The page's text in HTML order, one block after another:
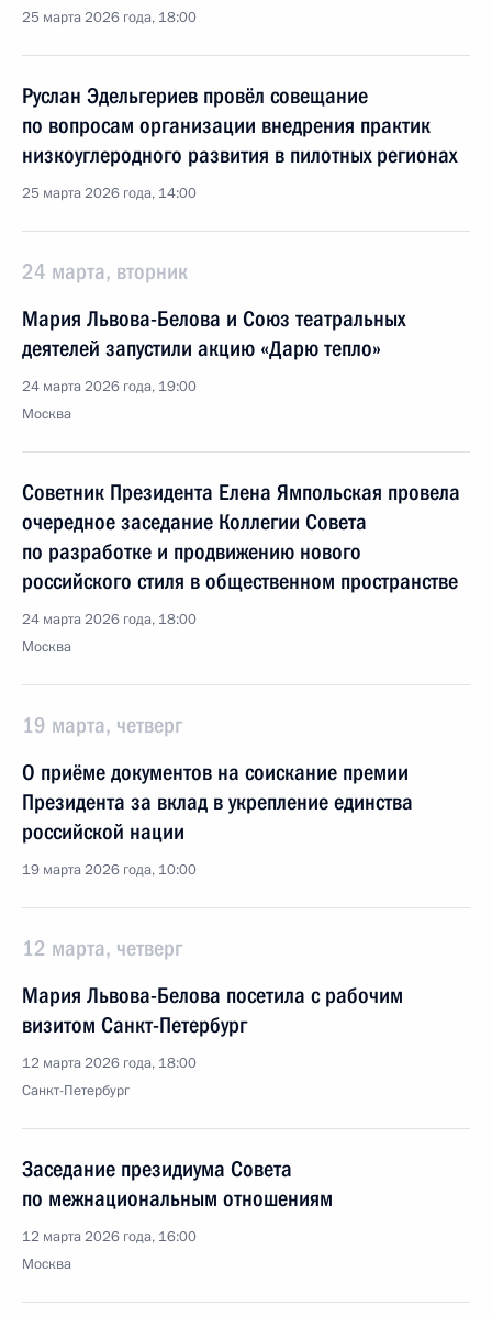
25 марта 2026 года, 18:00
Руслан Эдельгериев провёл совещание
по вопросам организации внедрения практик
низкоуглеродного развития в пилотных регионах
25 марта 2026 года, 14:00
24 марта, вторник
Мария Львова-Белова и Союз театральных
деятелей запустили акцию «Дарю тепло»
24 марта 2026 года, 19:00
Москва
Советник Президента Елена Ямпольская провела
очередное заседание Коллегии Совета
по разработке и продвижению нового
российского стиля в общественном пространстве
24 марта 2026 года, 18:00
Москва
19 марта, четверг
О приёме документов на соискание премии
Президента за вклад в укрепление единства
российской нации
19 марта 2026 года, 10:00
12 марта, четверг
Мария Львова-Белова посетила с рабочим
визитом Санкт-Петербург
12 марта 2026 года, 18:00
Санкт-Петербург
Заседание президиума Совета
по межнациональным отношениям
12 марта 2026 года, 16:00
Москва